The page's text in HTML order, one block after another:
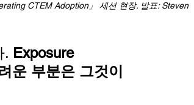
CTEM Adoption」 세션 현장. 발표: Steven
. Exposure
운 부분은 그것이